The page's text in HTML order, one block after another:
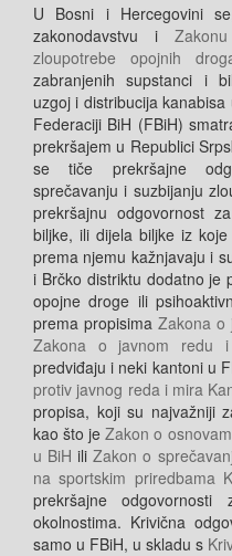
U Bosni i Hercegovini
zakonodavstvu i
zloupotrebe opojnih
zabranjenih supstanci i
uzgoj i distribucija
Federaciji BiH (FBiH)
prekršajem u Republici
se tiče prekršajne
sprečavanju i suzbijanju
prekršajnu odgovornost
biljke, ili dijela biljke iz
prema njemu kažnjavaju i
i Brčko distriktu dodatno je
opojne droge ili
prema propisima Zakona o
Zakona o javnom redu
predviđaju i neki kantoni u
protiv javnog reda i mira
propisa, koji su najvažniji
kao što jeZakon o
u BiH iliZakon o
na sportskim priredbama
prekršajne
okolnostima. Krivična
samo u FBiH, u skladu s